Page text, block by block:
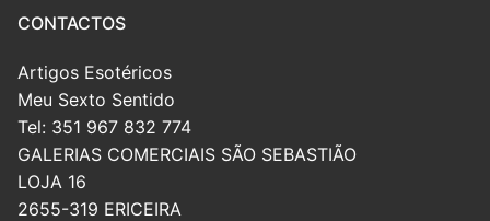
CONTACTOS
Artigos Esotéricos
Meu Sexto Sentido
Tel: 351 967 832 774
GALERIAS COMERCIAIS SÃO SEBASTIÃO
LOJA 16
2655-319 ERICEIRA